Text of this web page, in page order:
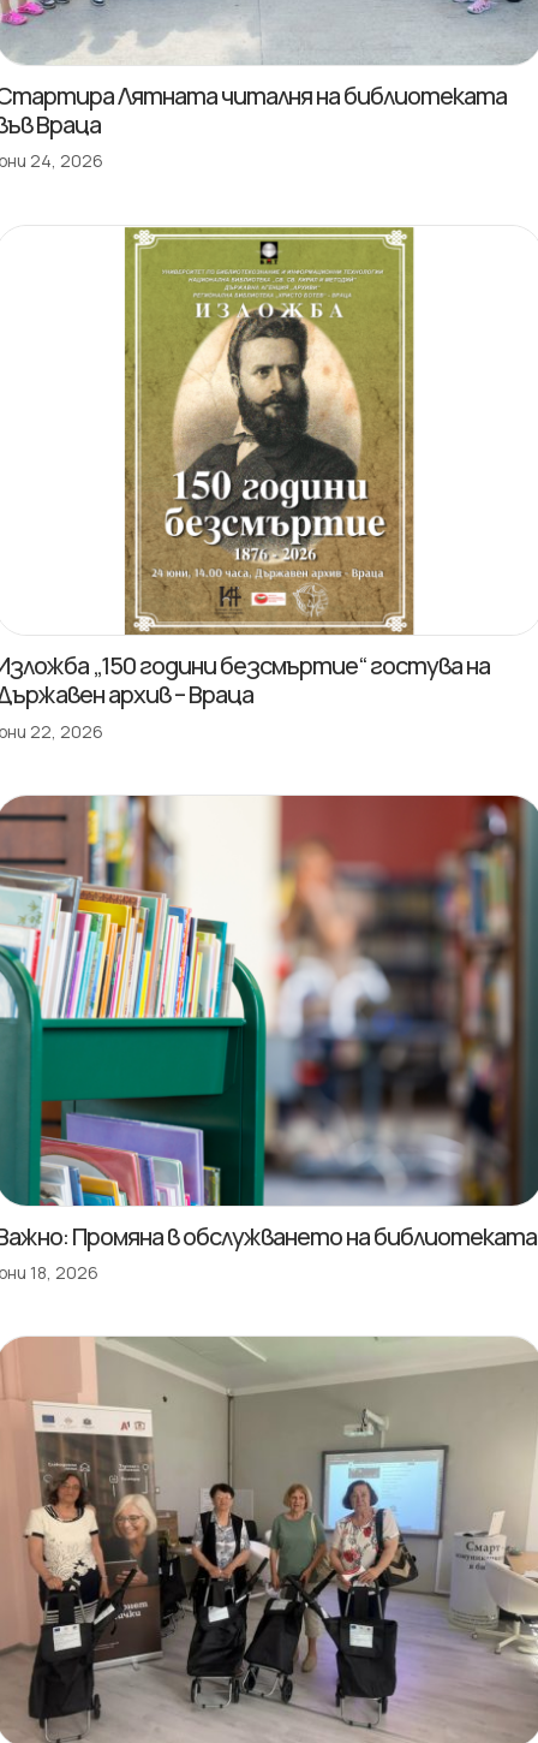
Лятната читалня на библиотеката
Враца
24, 2026
„150 години безсмъртие“ гостува на
архив – Враца
22, 2026
Промяна в обслужването на библиотеката
18, 2026